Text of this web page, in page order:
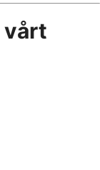
vårt